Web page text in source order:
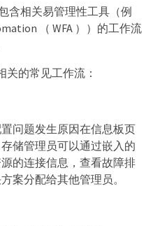
含相关易管理性工具（例
（ WFA ））的工作流
的常见工作流：
问题发生原因在信息板页
储管理员可以通过嵌入的
的连接信息，查看故障排
案分配给其他管理员。